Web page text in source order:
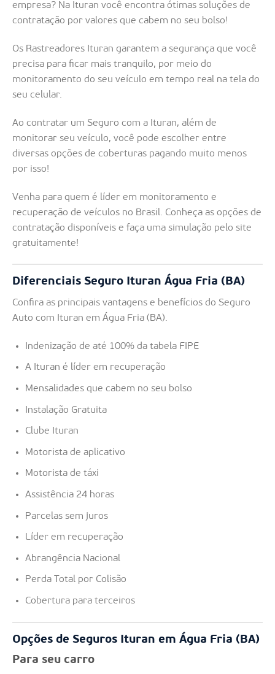
empresa? Na Ituran você encontra ótimas soluções de
contratação por valores que cabem no seu bolso!
Os Rastreadores Ituran garantem a segurança que você
precisa para ficar mais tranquilo, por meio do
monitoramento do seu veículo em tempo real na tela do
seu celular.
Ao contratar um Seguro com a Ituran, além de
monitorar seu veículo, você pode escolher entre
diversas opções de coberturas pagando muito menos
por isso!
Venha para quem é líder em monitoramento e
recuperação de veículos no Brasil. Conheça as opções de
contratação disponíveis e faça uma simulação pelo site
gratuitamente!
Diferenciais Seguro Ituran Água Fria (BA)
Confira as principais vantagens e benefícios do Seguro
Auto com Ituran em Água Fria (BA).
Indenização de até 100% da tabela FIPE
A Ituran é líder em recuperação
Mensalidades que cabem no seu bolso
Instalação Gratuita
Clube Ituran
Motorista de aplicativo
Motorista de táxi
Assistência 24 horas
Parcelas sem juros
Líder em recuperação
Abrangência Nacional
Perda Total por Colisão
Cobertura para terceiros
Opções de Seguros Ituran em Água Fria (BA)
Para seu carro